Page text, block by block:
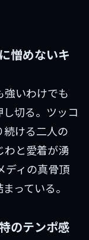
憎めないキ
強いわけでも
切る。ツッコ
続ける二人の
わと愛着が湧
ディの真骨頂
っている。
のテンポ感